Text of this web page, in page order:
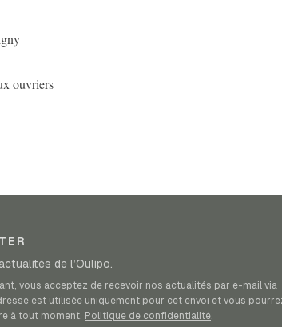
ouvriers
de l’Oulipo.
vous acceptez de recevoir nos actualités par e-mail via
est utilisée uniquement pour cet envoi et vous
à tout moment. Politique de confidentialité.